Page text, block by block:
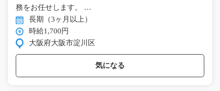
務をお任せします。 …
長期（3ヶ月以上）
時給1,700円
大阪府大阪市淀川区
気になる